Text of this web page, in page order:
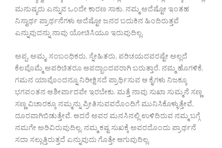
ಮನುಷ್ಯರು ಎನ್ನುವ ಒಂದೇ ಕಾರಣ ಸಾಕು. ನಮ್ಮ ಅದೆಷ್ಟೋ ಇಂತಹ
ನಿಸ್ವಾರ್ಥ ಪ್ರಾರ್ಥನೆಗಳು ಅದೆಷ್ಟೋ ಜನರ ಬದುಕಿನ ಹಿಂದಿರುತ್ತವೆ
ಎನ್ನುವುದನ್ನು ನಾವು ಯೋಚಿಸಿಯೂ ಇರುವುದಿಲ್ಲ.
ಅಪ್ಪ, ಅಮ್ಮ, ಸಂಬಂಧಿಕರು, ಸ್ನೇಹಿತರು, ಪರಿಚಯದವರಷ್ಟೇ ಅಲ್ಲದೆ
ಕೆಲವೊಮ್ಮೆ ಅಪರಿಚಿತರೂ ಆಪದ್ಭಾಂದವರಾಗಿ ಬರುತ್ತಾರೆ. ನಮ್ಮ ಹೊಗಳಿಕೆ,
ಗಮನ ಯಾವೊಂದನ್ನೂ ನಿರೀಕ್ಷಿಸದೆ ಪ್ರಾರ್ಥಿಸುವ ಆ ಕೈಗಳು ನಿಜಕ್ಕೂ
ಭಗವಂತನ ಆಶೀರ್ವಾದವೇ ಇರಬೇಕು. ಮತ್ತೆ ನಾವು ಸುಖಾ ಸುಮ್ಮನೆ ಸಣ್ಣ
ಸಣ್ಣ ವಿಚಾರಕ್ಕೂ ನಮ್ಮನ್ನು ಪ್ರೀತಿಸುವವರೊಂದಿಗೆ ಮುನಿಸಿಕೊಳ್ಳುತ್ತೇವೆ,
ದೂರವಾಗಿಬಿಡುತ್ತೇವೆ. ಆದರೆ ಅವರ ಮನಸಿನಲ್ಲಿ ಉಳಿದಿರುವ ನಮ್ಮ ಬಗ್ಗೆ
ನಮಗೇ ಅರಿವಿರುವುದಿಲ್ಲ. ನಮ್ಮ ಕಷ್ಟ ಸುಖಕ್ಕೆ ಅವರದೊಂದು ಪ್ರಾರ್ಥನೆ
ಸದಾ ಸಲ್ಲುತ್ತಿರುತ್ತದೆ ಎನ್ನುವುದು ಗೊತ್ತೇ ಆಗುವುದಿಲ್ಲ.